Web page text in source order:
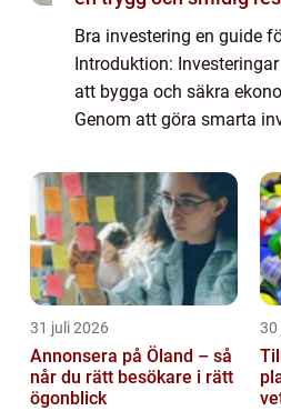
Bra investering en guide
Introduktion:
att bygga och säkra
Genom att göra smarta
minska risken för
31 juli 2026
Annonsera på Öland – så
når du rätt besökare i rätt
ögonblick
30